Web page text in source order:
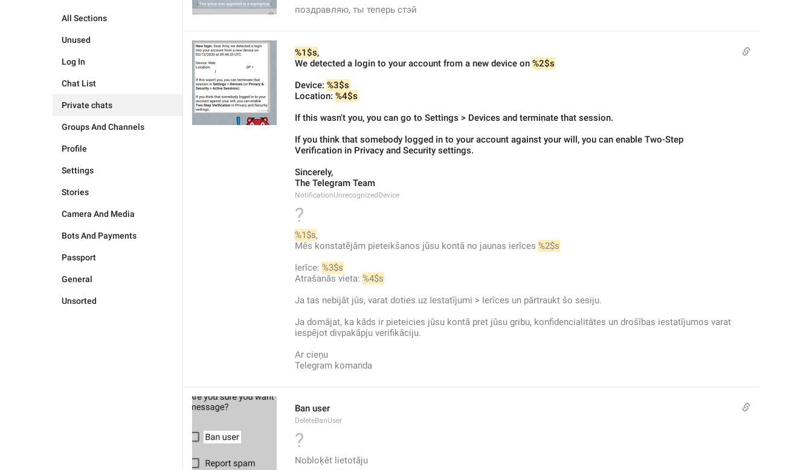
All Sections
Unused
Log In
Chat List
Private chats
Groups And Channels
Profile
Settings
Stories
Camera And Media
Bots And Payments
Passport
General
Unsorted
поздравляю, ты теперь стэй
%1$s,
We detected a login to your account from a new device on %2$s
Device: %3$s
Location: %4$s
If this wasn't you, you can go to Settings > Devices and terminate that session.
If you think that somebody logged in to your account against your will, you can enable Two-Step
Verification in Privacy and Security settings.
Sincerely,
The Telegram Team
NotificationUnrecognizedDevice
?
%1$s,
Mēs konstatējām pieteikšanos jūsu kontā no jaunas ierīces %2$s
Ierīce: %3$s
Atrašanās vieta: %4$s
Ja tas nebijāt jūs, varat doties uz Iestatījumi > Ierīces un pārtraukt šo sesiju.
Ja domājat, ka kāds ir pieteicies jūsu kontā pret jūsu gribu, konfidencialitātes un drošības iestatījumos varat
iespējot divpakāpju verifikāciju.
Ar cieņu
Telegram komanda
Ban user
DeleteBanUser
?
Nobloķēt lietotāju